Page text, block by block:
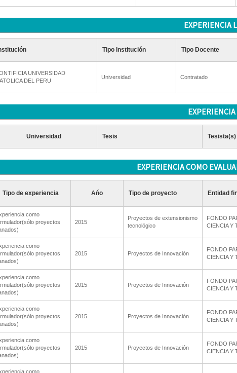
EXPERIENCIA
Tipo Institución Tipo Docente
UNIVERSIDAD
DEL PERU
Universidad Contratado
Universidad Tesis Tesista(s)
EXPERIENCIA COMO
Tipo de experiencia Ańo Tipo de proyecto Entidad
como
proyectos
2015
Proyectos de extensionismo
tecnológico
FONDO
CIENCIA Y
como
proyectos
2015 Proyectos de Innovación
FONDO
CIENCIA Y
como
proyectos
2015 Proyectos de Innovación
FONDO
CIENCIA Y
como
proyectos
2015 Proyectos de Innovación
FONDO
CIENCIA Y
como
proyectos
2015 Proyectos de Innovación
FONDO
CIENCIA Y
como